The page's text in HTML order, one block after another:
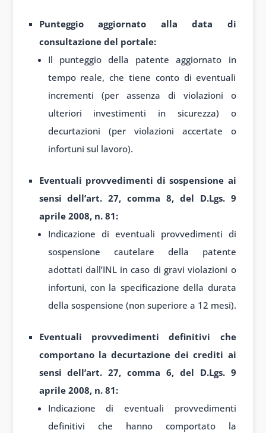
Punteggio aggiornato alla data di
consultazione del portale:
Il punteggio della patente aggiornato in
tempo reale, che tiene conto di eventuali
incrementi (per assenza di violazioni o
ulteriori investimenti in sicurezza) o
decurtazioni (per violazioni accertate o
infortuni sul lavoro).
Eventuali provvedimenti di sospensione ai
sensi dell’art. 27, comma 8, del D.Lgs. 9
aprile 2008, n. 81:
Indicazione di eventuali provvedimenti di
sospensione cautelare della patente
adottati dall’INL in caso di gravi violazioni o
infortuni, con la specificazione della durata
della sospensione (non superiore a 12 mesi).
Eventuali provvedimenti definitivi che
comportano la decurtazione dei crediti ai
sensi dell’art. 27, comma 6, del D.Lgs. 9
aprile 2008, n. 81:
Indicazione di eventuali provvedimenti
definitivi che hanno comportato la